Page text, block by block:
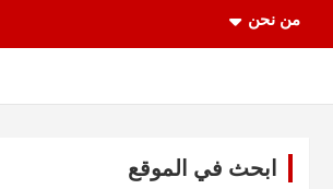
من نحن
ابحث في الموقع